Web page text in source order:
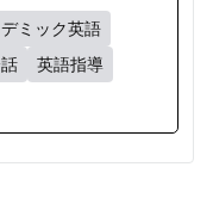
ミック英語
英語指導